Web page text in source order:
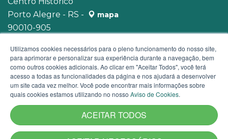
Porto Alegre - RS -
mapa
90010-905
Utilizamos cookies necessários para o pleno funcionamento do nosso site,
para aprimorar e personalizar sua experiência durante a navegação, bem
como outros cookies adicionais. Ao clicar em "Aceitar Todos", você terá
acesso a todas as funcionalidades da página e nos ajudará a desenvolver
um site cada vez melhor. Você pode encontrar mais informações sobre
quais cookies estamos utilizando no nosso Aviso de Cookies.
ACEITAR TODOS